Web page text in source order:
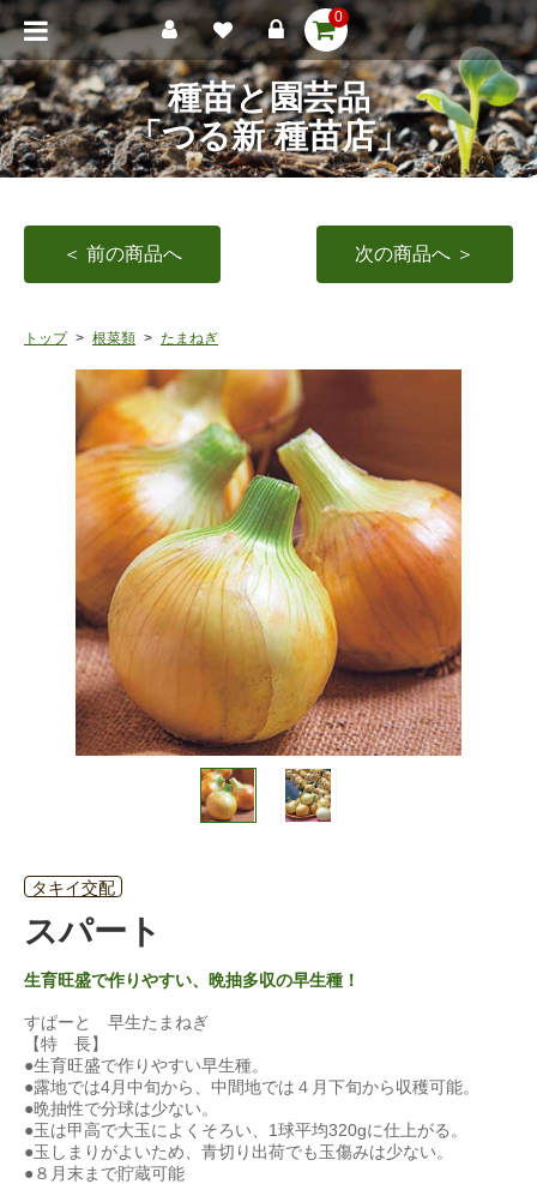
0
種苗と園芸品
「つる新 種苗店」
＜ 前の商品へ 次の商品へ ＞
トップ 根菜類 たまねぎ
タキイ交配
スパート
生育旺盛で作りやすい、晩抽多収の早生種！
すぱーと 早生たまねぎ
【特 長】
●生育旺盛で作りやすい早生種。
●露地では4月中旬から、中間地では４月下旬から収穫可能。
●晩抽性で分球は少ない。
●玉は甲高で大玉によくそろい、1球平均320gに仕上がる。
●玉しまりがよいため、青切り出荷でも玉傷みは少ない。
●８月末まで貯蔵可能